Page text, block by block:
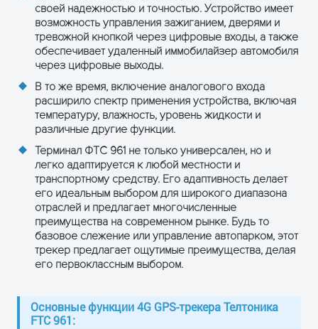
своей надежностью и точностью. Устройство имеет
возможность управления зажиганием, дверями и
тревожной кнопкой через цифровые входы, а также
обеспечивает удаленный иммобилайзер автомобиля
через цифровые выходы.
В то же время, включение аналогового входа
расширило спектр применения устройства, включая
температуру, влажность, уровень жидкости и
различные другие функции.
Терминал ФТС 961 не только универсален, но и
легко адаптируется к любой местности и
транспортному средству. Его адаптивность делает
его идеальным выбором для широкого диапазона
отраслей и предлагает многочисленные
преимущества на современном рынке. Будь то
базовое слежение или управление автопарком, этот
трекер предлагает ощутимые преимущества, делая
его первоклассным выбором.
Основные функции 4G GPS-трекера Телтоника
FTC 961:
Рабочая
температура (с
аккумулятором)
от -40 °C до
Температура
хранения (с
аккумулятором)
-20 °C to +60
Рабочая
влажность
конденсации
Степень Защиты
Корпуса
IP69K
Температура
заряда
аккумулятора
от 0 °С до
аккумулятора
ПОЛУЧИТЬ КОНСУЛЬТАЦИЮ